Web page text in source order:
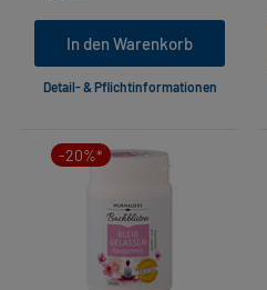
In den Warenkorb
Detail- & Pflichtinformationen
-20%*